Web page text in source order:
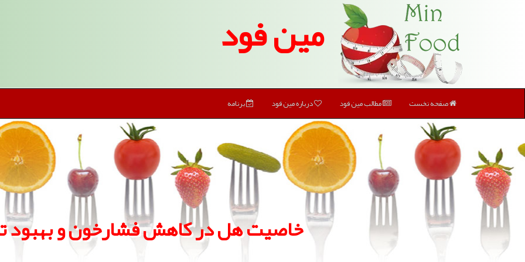
مین فود
صفحه نخست مطالب مین فود درباره مین فود برنامه
خاصیت هل در كاهش فشارخون و